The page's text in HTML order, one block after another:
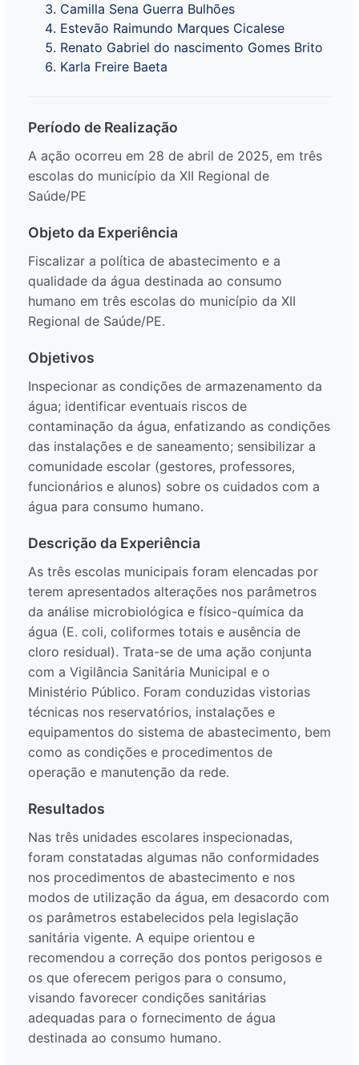
Camilla Sena Guerra Bulhões
Estevão Raimundo Marques Cicalese
Renato Gabriel do nascimento Gomes Brito
Karla Freire Baeta
Período de Realização
A ação ocorreu em 28 de abril de 2025, em três
escolas do município da XII Regional de
Saúde/PE
Objeto da Experiência
Fiscalizar a política de abastecimento e a
qualidade da água destinada ao consumo
humano em três escolas do município da XII
Regional de Saúde/PE.
Objetivos
Inspecionar as condições de armazenamento da
água; identificar eventuais riscos de
contaminação da água, enfatizando as condições
das instalações e de saneamento; sensibilizar a
comunidade escolar (gestores, professores,
funcionários e alunos) sobre os cuidados com a
água para consumo humano.
Descrição da Experiência
As três escolas municipais foram elencadas por
terem apresentados alterações nos parâmetros
da análise microbiológica e físico-química da
água (E. coli, coliformes totais e ausência de
cloro residual). Trata-se de uma ação conjunta
com a Vigilância Sanitária Municipal e o
Ministério Público. Foram conduzidas vistorias
técnicas nos reservatórios, instalações e
equipamentos do sistema de abastecimento, bem
como as condições e procedimentos de
operação e manutenção da rede.
Resultados
Nas três unidades escolares inspecionadas,
foram constatadas algumas não conformidades
nos procedimentos de abastecimento e nos
modos de utilização da água, em desacordo com
os parâmetros estabelecidos pela legislação
sanitária vigente. A equipe orientou e
recomendou a correção dos pontos perigosos e
os que oferecem perigos para o consumo,
visando favorecer condições sanitárias
adequadas para o fornecimento de água
destinada ao consumo humano.